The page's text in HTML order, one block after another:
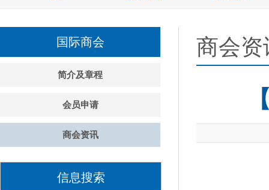
国际商会
简介及章程
会员申请
商会资讯
信息搜索
商会资